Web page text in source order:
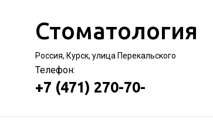
Стоматология
Россия, Курск, улица Перекальского
Телефон:
+7 (471) 270-70-